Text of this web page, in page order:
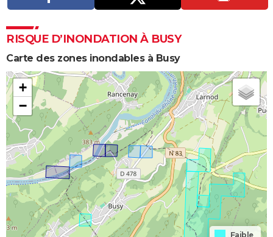
Bricolage
Lifestyle
Culture
Sport
Auto
Television
Voyage
Cinema
RISQUE D’INONDATION À BUSY
Carte des zones inondables à Busy
+
−
Faible